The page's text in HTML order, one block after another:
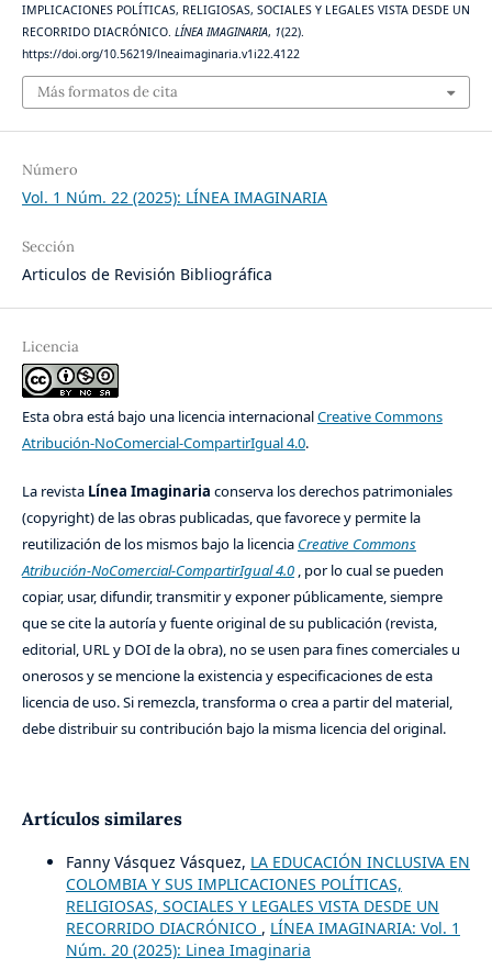
IMPLICACIONES POLÍTICAS, RELIGIOSAS, SOCIALES Y LEGALES VISTA DESDE UN
RECORRIDO DIACRÓNICO. LÍNEA IMAGINARIA, 1(22).
https://doi.org/10.56219/lneaimaginaria.v1i22.4122
Más formatos de cita
Número
Vol. 1 Núm. 22 (2025): LÍNEA IMAGINARIA
Sección
Articulos de Revisión Bibliográfica
Licencia
Esta obra está bajo una licencia internacionalCreative Commons
Atribución-NoComercial-CompartirIgual 4.0.
La revista Línea Imaginaria conserva los derechos patrimoniales
(copyright) de las obras publicadas, que favorece y permite la
reutilización de los mismos bajo la licencia Creative Commons
Atribución-NoComercial-CompartirIgual 4.0, por lo cual se pueden
copiar, usar, difundir, transmitir y exponer públicamente, siempre
que se cite la autoría y fuente original de su publicación (revista,
editorial, URL y DOI de la obra), no se usen para fines comerciales u
onerosos y se mencione la existencia y especificaciones de esta
licencia de uso. Si remezcla, transforma o crea a partir del material,
debe distribuir su contribución bajo la misma licencia del original.
Artículos similares
Fanny Vásquez Vásquez, LA EDUCACIÓN INCLUSIVA EN
COLOMBIA Y SUS IMPLICACIONES POLÍTICAS,
RELIGIOSAS, SOCIALES Y LEGALES VISTA DESDE UN
RECORRIDO DIACRÓNICO , LÍNEA IMAGINARIA: Vol. 1
Núm. 20 (2025): Linea Imaginaria